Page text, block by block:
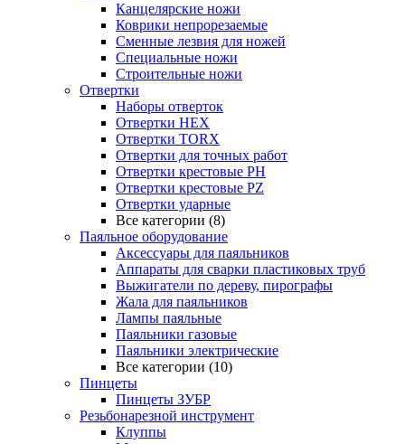
Канцелярские ножи
Коврики непрорезаемые
Сменные лезвия для ножей
Специальные ножи
Строительные ножи
Отвертки
Наборы отверток
Отвертки HEX
Отвертки TORX
Отвертки для точных работ
Отвертки крестовые PH
Отвертки крестовые PZ
Отвертки ударные
Все категории (8)
Паяльное оборудование
Аксессуары для паяльников
Аппараты для сварки пластиковых труб
Выжигатели по дереву, пирографы
Жала для паяльников
Лампы паяльные
Паяльники газовые
Паяльники электрические
Все категории (10)
Пинцеты
Пинцеты ЗУБР
Резьбонарезной инструмент
Клуппы